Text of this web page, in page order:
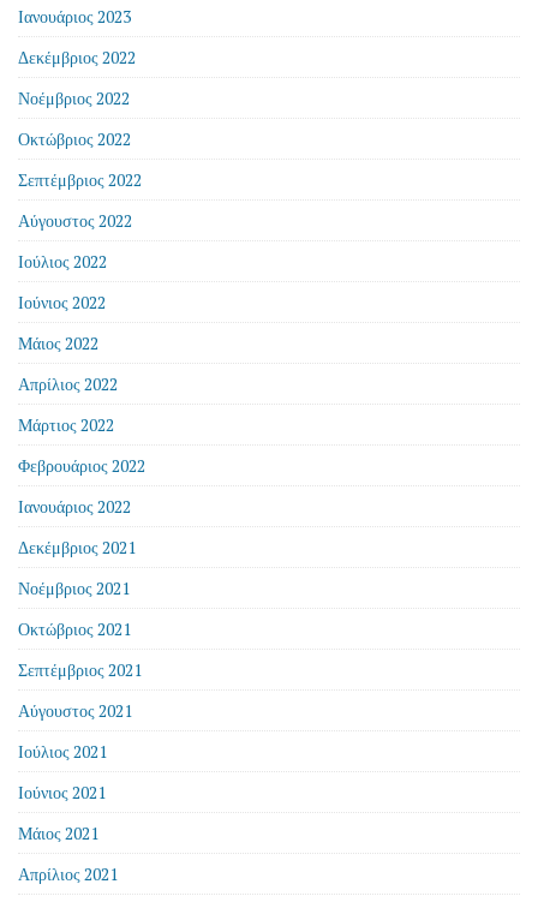
Ιανουάριος 2023
Δεκέμβριος 2022
Νοέμβριος 2022
Οκτώβριος 2022
Σεπτέμβριος 2022
Αύγουστος 2022
Ιούλιος 2022
Ιούνιος 2022
Μάιος 2022
Απρίλιος 2022
Μάρτιος 2022
Φεβρουάριος 2022
Ιανουάριος 2022
Δεκέμβριος 2021
Νοέμβριος 2021
Οκτώβριος 2021
Σεπτέμβριος 2021
Αύγουστος 2021
Ιούλιος 2021
Ιούνιος 2021
Μάιος 2021
Απρίλιος 2021